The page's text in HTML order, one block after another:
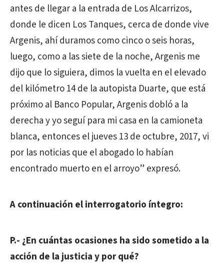
antes de llegar a la entrada de Los Alcarrizos,
donde le dicen Los Tanques, cerca de donde vive
Argenis, ahí duramos como cinco o seis horas,
luego, como a las siete de la noche, Argenis me
dijo que lo siguiera, dimos la vuelta en el elevado
del kilómetro 14 de la autopista Duarte, que está
próximo al Banco Popular, Argenis dobló a la
derecha y yo seguí para mi casa en la camioneta
blanca, entonces el jueves 13 de octubre, 2017, vi
por las noticias que el abogado lo habían
encontrado muerto en el arroyo” expresó.
A continuación el interrogatorio íntegro:
P.- ¿En cuántas ocasiones ha sido sometido a la
acción de la justicia y por qué?